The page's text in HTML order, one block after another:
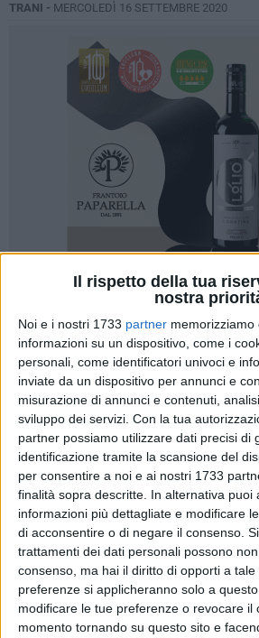
Il rispetto della tua
nostra
Noi e i nostri 1733 partner memorizziamo
informazioni su un dispositivo, come i
personali, come identificatori univoci e
inviate da un dispositivo per annunci e
misurazione di annunci e contenuti,
sviluppo dei servizi. Con la tua
partner possiamo utilizzare dati precisi di
identificazione tramite la scansione del
per consentire a noi e ai nostri 1733
finalità sopra descritte. In alternativa puoi
informazioni più dettagliate e modificare
di acconsentire o di negare il consenso.
trattamenti dei dati personali possono
consenso, ma hai il diritto di opporti a
preferenze si applicheranno solo a
modificare le tue preferenze o revocare il
momento tornando su questo sito e
TRANI - MERCOLEDÌ 16 SETTEMBRE 2020
C'è anche lo chef tranese (acquisito)
programma di cucina "Senti chi
Benedetta Parodi. Il cooking show ha
14 settembre e va in onda tutti giorni
17 su La7.
Due chef professionisti, Felix Lo Basso
due sfidanti volenterosi ma negati in
preparare un piatto gourmet da
Grignaffini, critico dell'Espresso e
che decreterà il vincitore della puntata.
nella preparazione i due sfidanti
auricolare e attraverso un monitor